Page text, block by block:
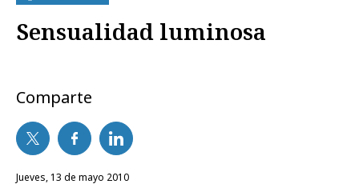
Sensualidad luminosa
Comparte
jueves, 13 de mayo 2010